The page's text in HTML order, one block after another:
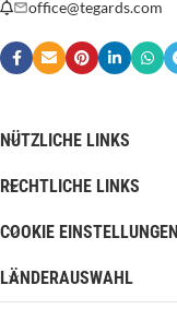
office@tegards.com
NÜTZLICHE LINKS
RECHTLICHE LINKS
COOKIE EINSTELLUNGEN
LÄNDERAUSWAHL